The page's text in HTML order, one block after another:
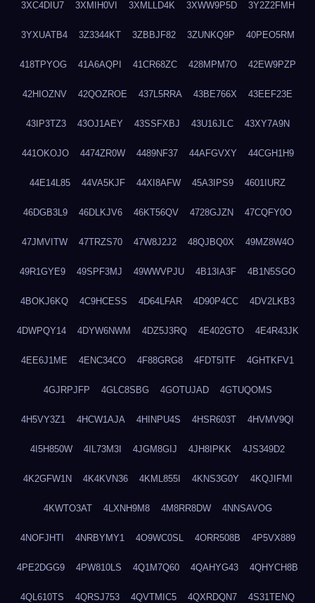
3XC4DIU7 3XMIH0VI 3XMLLD4K 3XWW9P5D 3Y2Z2FMH
3YXUATB4 3Z3344KT 3ZBBJF82 3ZUNKQ9P 40PEO5RM
418TPYOG 41A6AQPI 41CR68ZC 428MPM7O 42EW9PZP
42HIOZNV 42QOZROE 437L5RRA 43BE766X 43EEF23E
43IP3TZ3 43OJ1AEY 43SSFXBJ 43U16JLC 43XY7A9N
441OKOJO 4474ZR0W 4489NF37 44AFGVXY 44CGH1H9
44E14L85 44VA5KJF 44XI8AFW 45A3IPS9 4601IURZ
46DGB3L9 46DLKJV6 46KT56QV 4728GJZN 47CQFY0O
47JMVITW 47TRZS70 47W8J2J2 48QJBQ0X 49MZ8W4O
49R1GYE9 49SPF3MJ 49WWVPJU 4B13IA3F 4B1N5SGO
4BOKJ6KQ 4C9HCESS 4D64LFAR 4D90P4CC 4DV2LKB3
4DWPQY14 4DYW6NWM 4DZ5J3RQ 4E402GTO 4E4R43JK
4EE6J1ME 4ENC34CO 4F88GRG8 4FDT5ITF 4GHTKFV1
4GJRPJFP 4GLC8SBG 4GOTUJAD 4GTUQOMS
4H5VY3Z1 4HCW1AJA 4HINPU4S 4HSR603T 4HVMV9QI
4I5H850W 4IL73M3I 4JGM8GIJ 4JH8IPKK 4JS349D2
4K2GFW1N 4K4KVN36 4KML855I 4KNS3G0Y 4KQJIFMI
4KWTO3AT 4LXNH9M8 4M8RR8DW 4NNSAVOG
4NOFJHTI 4NRBYMY1 4O9WC0SL 4ORR508B 4P5VX889
4PE2DGG9 4PW810LS 4Q1M7Q60 4QAHYG43 4QHYCH8B
4QL610TS 4QRSJ753 4QVTMIC5 4QXRDQN7 4S31TENQ